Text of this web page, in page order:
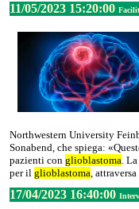
11/05/2023 15:20:00
Northwestern University
Sonabend, che spiega:
pazienti con glioblastoma.
per il glioblastoma,
17/04/2023 16:40:00